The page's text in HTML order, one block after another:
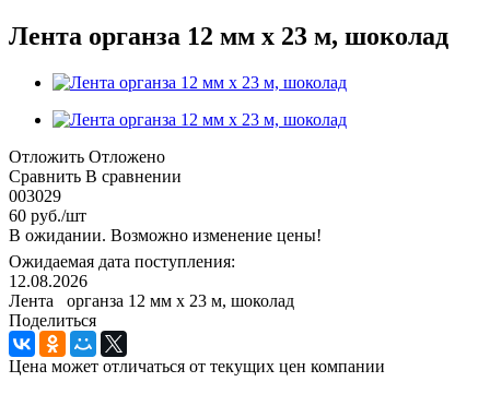
Лента органза 12 мм х 23 м, шоколад
Отложить Отложено
Сравнить В сравнении
003029
60 руб./шт
В ожидании. Возможно изменение цены!
Ожидаемая дата поступления:
12.08.2026
Лента органза 12 мм х 23 м, шоколад
Поделиться
Цена может отличаться от текущих цен компании